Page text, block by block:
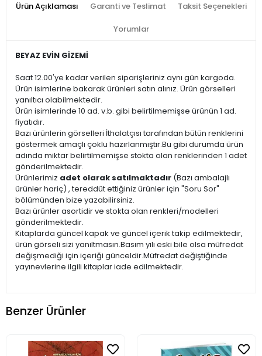
Ürün Açıklaması Garanti ve Teslimat Taksit Seçenekleri
Yorumlar
BEYAZ EVİN GİZEMİ
Saat 12.00'ye kadar verilen siparişleriniz aynı gün kargoda.
Ürün isimlerine bakarak ürünleri satın alınız. Ürün görselleri
yanıltıcı olabilmektedir.
Ürün isimlerinde 10 ad. v.b. gibi belirtilmemişse ürünün 1 ad.
fiyatıdır.
Bazı ürünlerin görselleri İthalatçısı tarafından bütün renklerini
göstermek amaçlı çoklu hazırlanmıştır.Bu gibi durumda ürün
adında miktar belirtilmemişse stokta olan renklerinden 1 adet
gönderilmektedir.
Ürünlerimiz adet olarak satılmaktadır (Bazı ambalajlı
ürünler hariç) , tereddüt ettiğiniz ürünler için "Soru Sor"
bölümünden bize yazabilirsiniz.
Bazı ürünler asortidir ve stokta olan renkleri/modelleri
gönderilmektedir.
Kitaplarda güncel kapak ve güncel içerik takip edilmektedir,
ürün görseli sizi yanıltmasın.Basım yılı eski bile olsa müfredat
değişmediği için içeriği günceldir.Müfredat değiştiğinde
yayınevlerine ilgili kitaplar iade edilmektedir.
Benzer Ürünler